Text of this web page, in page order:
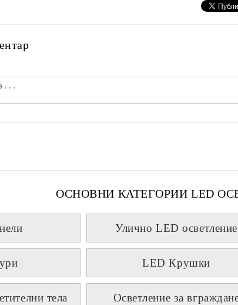
ОСНОВНИ КАТЕГОРИИ LED
Улично LED осветление
LED Крушки
тела Осветление за